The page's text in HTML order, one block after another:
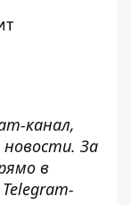
канал,
За
в